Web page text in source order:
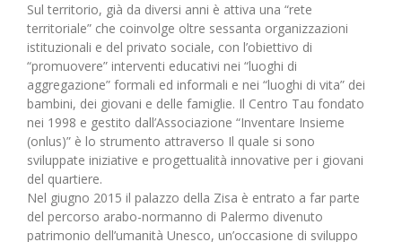
Sul territorio, già da diversi anni è attiva una “rete
territoriale” che coinvolge oltre sessanta organizzazioni
istituzionali e del privato sociale, con l’obiettivo di
“promuovere” interventi educativi nei “luoghi di
aggregazione” formali ed informali e nei “luoghi di vita” dei
bambini, dei giovani e delle famiglie. Il Centro Tau fondato
nei 1998 e gestito dall’Associazione “Inventare Insieme
(onlus)” è lo strumento attraverso Il quale si sono
sviluppate iniziative e progettualità innovative per i giovani
del quartiere.
Nel giugno 2015 il palazzo della Zisa è entrato a far parte
del percorso arabo-normanno di Palermo divenuto
patrimonio dell’umanità Unesco, un’occasione di sviluppo